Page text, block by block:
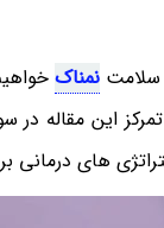
سلامت نمناک
این مقاله
های درمانی